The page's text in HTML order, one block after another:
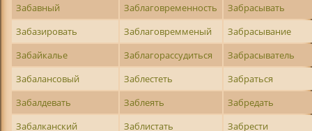
Забавный
Заблаговременность
Забрасывать
Забазировать
Заблаговремменый
Забрасывание
Забайкалье
Заблагорассудиться
Забрасыватель
Забалансовый
Заблестеть
Забраться
Забалдевать
Заблеять
Забредать
Забалканский
Заблистать
Забрести